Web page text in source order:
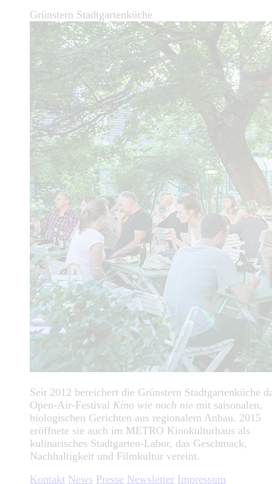
Grünstern Stadtgartenküche
Seit 2012 bereichert die Grünstern Stadtgartenküche
Open-Air-Festival Kino wie noch nie mit saisonalen,
biologischen Gerichten aus regionalem Anbau. 2015
eröffnete sie auch im METRO Kinokulturhaus als
kulinarisches Stadtgarten-Labor, das Geschmack,
Nachhaltigkeit und Filmkultur vereint.
Kontakt News Presse Newsletter Impressum